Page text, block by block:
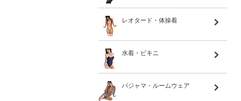
レオタード・体操着
水着・ビキニ
パジャマ・ルームウェア